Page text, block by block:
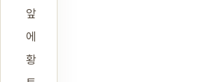
앞
에
황